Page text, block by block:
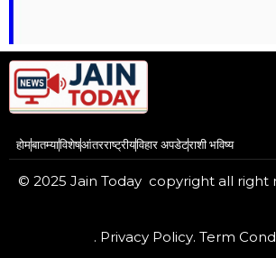
होमबातम्याविशेषआंतरराष्ट्रीयविहार अपडेटराशी भविष्य
© 2025 Jain Today copyright all right
. Privacy Policy. Term